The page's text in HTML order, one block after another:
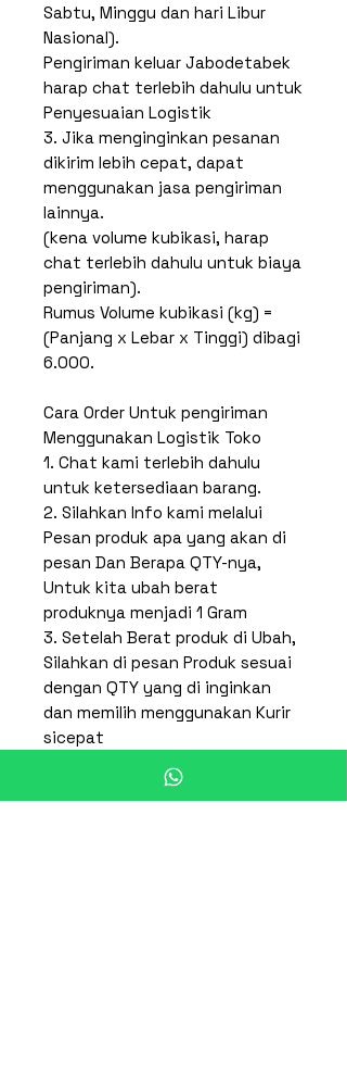
Sabtu, Minggu dan hari Libur
Nasional).
Pengiriman keluar Jabodetabek
harap chat terlebih dahulu untuk
Penyesuaian Logistik
3. Jika menginginkan pesanan
dikirim lebih cepat, dapat
menggunakan jasa pengiriman
lainnya.
(kena volume kubikasi, harap
chat terlebih dahulu untuk biaya
pengiriman).
Rumus Volume kubikasi (kg) =
(Panjang x Lebar x Tinggi) dibagi
6.000.
Cara Order Untuk pengiriman
Menggunakan Logistik Toko
1. Chat kami terlebih dahulu
untuk ketersediaan barang.
2. Silahkan Info kami melalui
Pesan produk apa yang akan di
pesan Dan Berapa QTY-nya,
Untuk kita ubah berat
produknya menjadi 1 Gram
3. Setelah Berat produk di Ubah,
Silahkan di pesan Produk sesuai
dengan QTY yang di inginkan
dan memilih menggunakan Kurir
sicepat
4. Kami akan proses pesanan
anda, Invoice pesanan akan